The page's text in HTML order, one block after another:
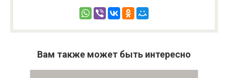
Вам также может быть интересно